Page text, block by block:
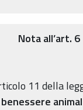
Nota all’art. 6
11 della